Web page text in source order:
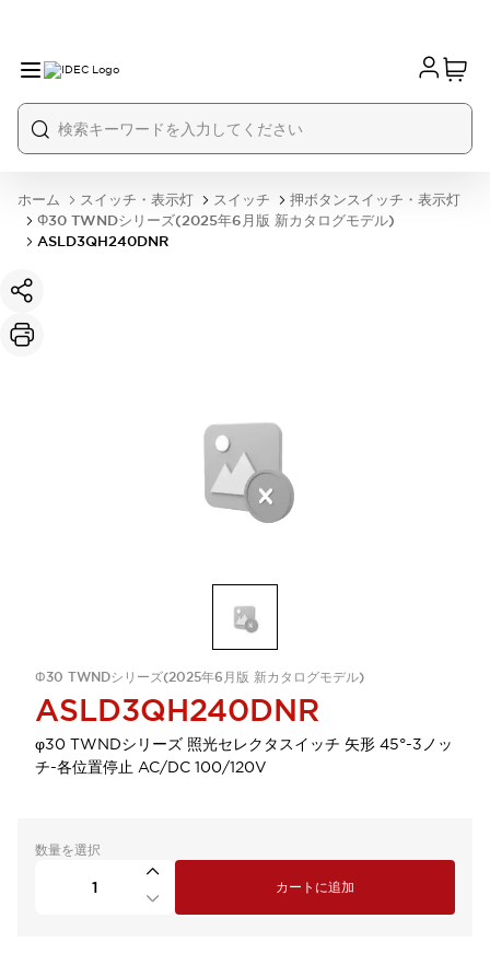
ホーム スイッチ・表示灯 スイッチ
押ボタンスイッチ・表示灯
Φ30 TWNDシリーズ(2025年6月版 新カタログモデル)
ASLD3QH240DNR
Φ30 TWNDシリーズ(2025年6月版 新カタログモデル)
ASLD3QH240DNR
φ30 TWNDシリーズ 照光セレクタスイッチ 矢形 45°-3ノッ
チ-各位置停止 AC/DC 100/120V
数量を選択
カートに追加